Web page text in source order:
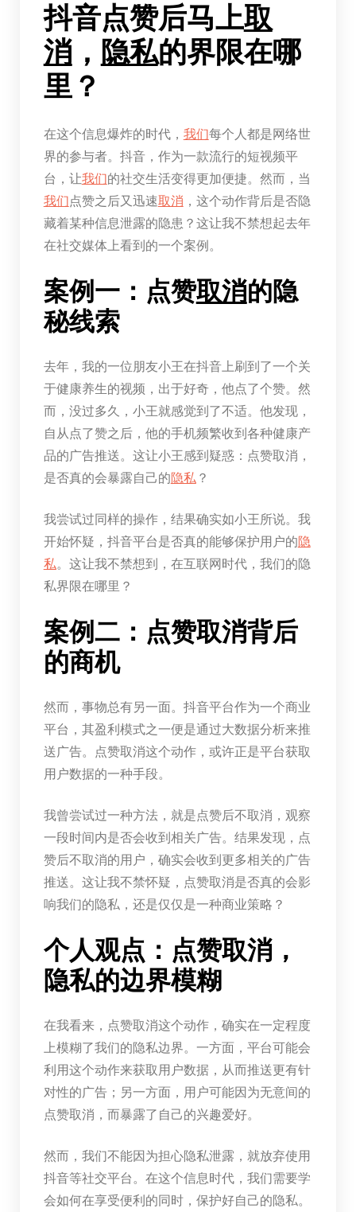
抖音点赞后马上取
消 ， 隐私的界限在哪
里？
在这个信息爆炸的时代， 我们每个人都是网络世
界的参与者。抖音，作为一款流行的短视频平
台，让我们的社交生活变得更加便捷。然而，当
我们点赞之后又迅速取消 ，这个动作背后是否隐
藏着某种信息泄露的隐患？这让我不禁想起去年
在社交媒体上看到的一个案例。
案例一：点赞取消的隐
秘线索
去年，我的一位朋友小王在抖音上刷到了一个关
于健康养生的视频，出于好奇，他点了个赞。然
而，没过多久，小王就感觉到了不适。他发现，
自从点了赞之后，他的手机频繁收到各种健康产
品的广告推送。这让小王感到疑惑：点赞取消，
是否真的会暴露自己的隐私 ？
我尝试过同样的操作，结果确实如小王所说。我
开始怀疑，抖音平台是否真的能够保护用户的隐
私。这让我不禁想到，在互联网时代，我们的隐
私界限在哪里？
案例二：点赞取消背后
的商机
然而，事物总有另一面。抖音平台作为一个商业
平台，其盈利模式之一便是通过大数据分析来推
送广告。点赞取消这个动作，或许正是平台获取
用户数据的一种手段。
我曾尝试过一种方法，就是点赞后不取消，观察
一段时间内是否会收到相关广告。结果发现，点
赞后不取消的用户，确实会收到更多相关的广告
推送。这让我不禁怀疑，点赞取消是否真的会影
响我们的隐私，还是仅仅是一种商业策略？
个人观点：点赞取消，
隐私的边界模糊
在我看来，点赞取消这个动作，确实在一定程度
上模糊了我们的隐私边界。一方面，平台可能会
利用这个动作来获取用户数据，从而推送更有针
对性的广告；另一方面，用户可能因为无意间的
点赞取消，而暴露了自己的兴趣爱好。
然而，我们不能因为担心隐私泄露，就放弃使用
抖音等社交平台。在这个信息时代，我们需要学
会如何在享受便利的同时，保护好自己的隐私。